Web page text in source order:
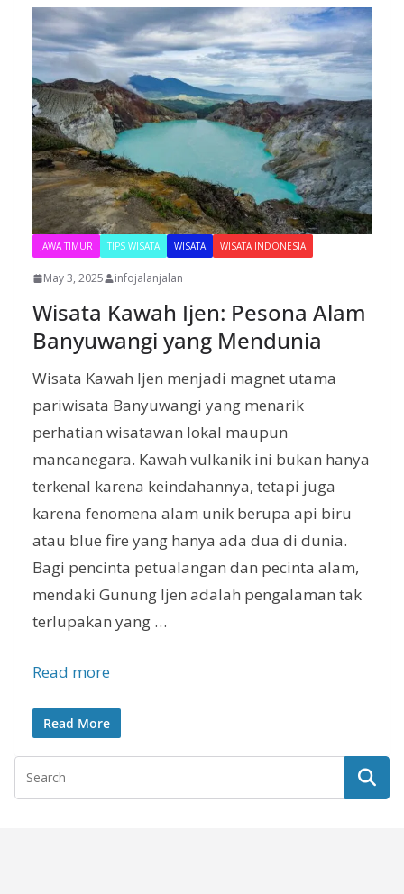
JAWA TIMUR TIPS WISATA WISATA WISATA INDONESIA
May 3, 2025 infojalanjalan
Wisata Kawah Ijen: Pesona Alam
Banyuwangi yang Mendunia
Wisata Kawah Ijen menjadi magnet utama
pariwisata Banyuwangi yang menarik
perhatian wisatawan lokal maupun
mancanegara. Kawah vulkanik ini bukan hanya
terkenal karena keindahannya, tetapi juga
karena fenomena alam unik berupa api biru
atau blue fire yang hanya ada dua di dunia.
Bagi pencinta petualangan dan pecinta alam,
mendaki Gunung Ijen adalah pengalaman tak
terlupakan yang …
Read more
Read More